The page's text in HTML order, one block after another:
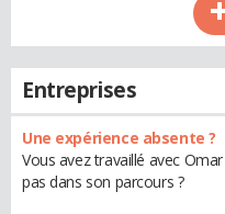
Entreprises
Une expérience absente ?
Vous avez travaillé avec
pas dans son parcours ?